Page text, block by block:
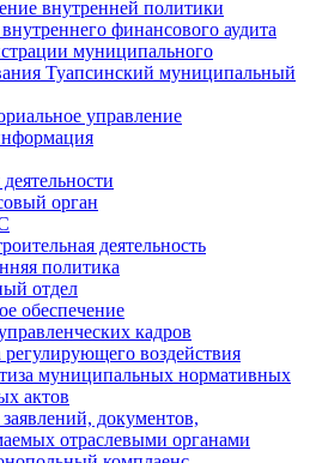
внутренней политики
финансового аудита
муниципального
Туапсинский муниципальный
управление
орган
деятельность
политика
отдел
обеспечение
кадров
воздействия
муниципальных нормативных
актов
документов,
отраслевыми органами